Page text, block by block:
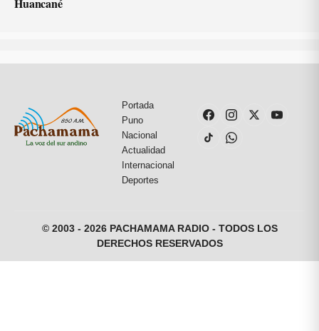
Huancané
Portada
Puno
Nacional
Actualidad
Internacional
Deportes
© 2003 - 2026 PACHAMAMA RADIO - TODOS LOS
DERECHOS RESERVADOS